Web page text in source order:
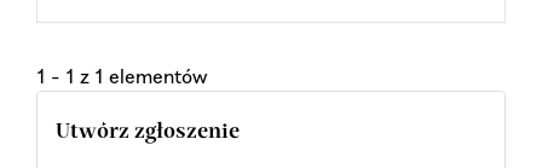
1 - 1 z 1 elementów
Utwórz zgłoszenie